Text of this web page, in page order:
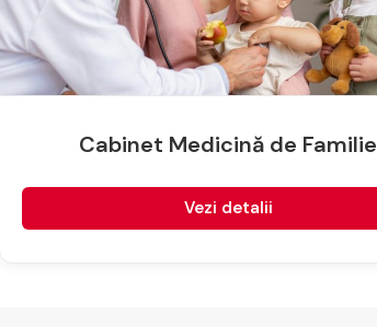
Cabinet Medicină de Familie
Vezi detalii